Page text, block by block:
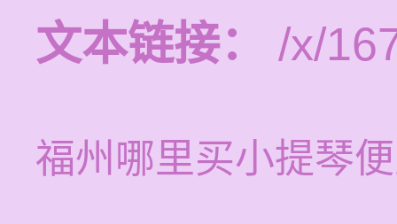
文本链接：
/x/
福州哪里买小提琴